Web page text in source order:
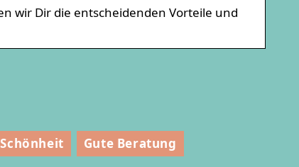
wir Dir die entscheidenden Vorteile und
Schönheit Gute Beratung